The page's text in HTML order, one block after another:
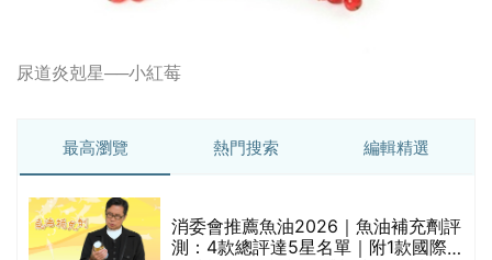
尿道炎剋星──小紅莓
最高瀏覽 熱門搜索 編輯精選
消委會推薦魚油2026｜魚油補充劑評
測：4款總評達5星名單｜附1款國際